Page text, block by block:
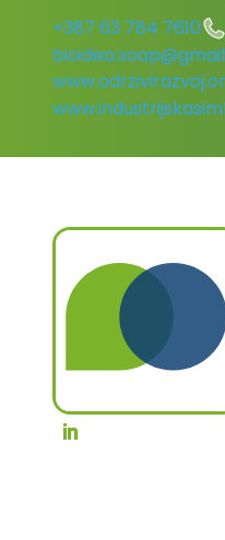
+387 63 784 7610